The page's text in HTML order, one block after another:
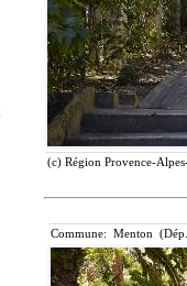
(c) Région Provence-
Commune: Menton